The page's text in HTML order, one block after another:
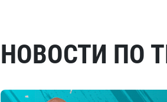
НОВОСТИ ПО